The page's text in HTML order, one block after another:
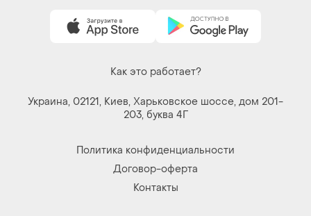
Как это работает?
Украина, 02121, Киев, Харьковское шоссе, дом 201-
203, буква 4Г
Политика конфиденциальности
Договор-оферта
Контакты